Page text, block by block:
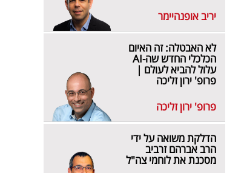
יריב אופנהיימר
לא האבטלה: זה האיום
הכלכלי החדש שה-AI
עלול להביא לעולם |
פרופ' ירון זליכה
פרופ' ירון זליכה
הדלקת משואה על ידי
הרב אברהם זרביב
מסכנת את לוחמי צה"ל